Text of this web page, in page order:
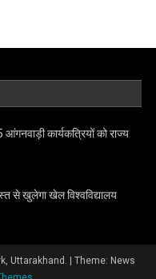
कार्यकत्रियों को राज्य
से खुलेगा खेल विश्वविद्यालय
Uttarakhand.
Theme: News